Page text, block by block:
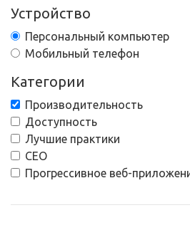
Устройство
Персональный компьютер
Мобильный телефон
Категории
Производительность
Доступность
Лучшие практики
СЕО
Прогрессивное веб-